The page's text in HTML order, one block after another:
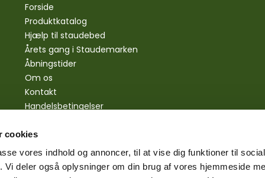
cookies
vores indhold og annoncer, til at vise dig funktioner til
deler også oplysninger om din brug af vores hjemmeside
Forside
Produktkatalog
Hjælp til staudebed
Årets gang i Staudemarken
Åbningstider
Om os
Kontakt
Handelsbetingelser
Bestilling
Betaling
Levering